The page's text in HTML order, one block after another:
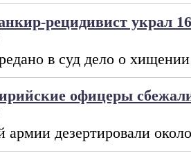
рецидивист украл
в суд дело о
офицеры
армии дезертировали